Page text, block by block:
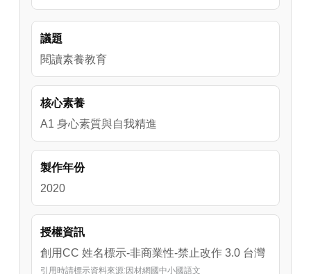
議題
閱讀素養教育
核心素養
A1 身心素質與自我精進
製作年份
2020
授權資訊
創用CC 姓名標示-非商業性-禁止改作 3.0 台灣
引用時請標示資料來源:因材網國中小國語文